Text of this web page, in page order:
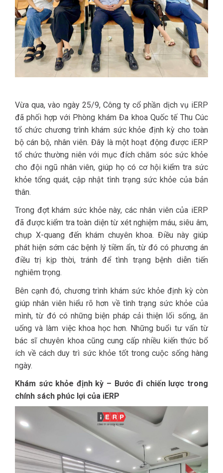
Vừa qua, vào ngày 25/9, Công ty cổ phần dịch vụ iERP
đã phối hợp với Phòng khám Đa khoa Quốc tế Thu Cúc
tổ chức chương trình khám sức khỏe định kỳ cho toàn
bộ cán bộ, nhân viên. Đây là một hoạt động được iERP
tổ chức thường niên với mục đích chăm sóc sức khỏe
cho đội ngũ nhân viên, giúp họ có cơ hội kiểm tra sức
khỏe tổng quát, cập nhật tình trạng sức khỏe của bản
thân.
Trong đợt khám sức khỏe này, các nhân viên của iERP
đã được kiểm tra toàn diện từ xét nghiệm máu, siêu âm,
chụp X-quang đến khám chuyên khoa. Điều này giúp
phát hiện sớm các bệnh lý tiềm ẩn, từ đó có phương án
điều trị kịp thời, tránh để tình trạng bệnh diễn tiến
nghiêm trọng.
Bên cạnh đó, chương trình khám sức khỏe định kỳ còn
giúp nhân viên hiểu rõ hơn về tình trạng sức khỏe của
mình, từ đó có những biện pháp cải thiện lối sống, ăn
uống và làm việc khoa học hơn. Những buổi tư vấn từ
bác sĩ chuyên khoa cũng cung cấp nhiều kiến thức bổ
ích về cách duy trì sức khỏe tốt trong cuộc sống hàng
ngày.
Khám sức khỏe định kỳ – Bước đi chiến lược trong
chính sách phúc lợi của iERP